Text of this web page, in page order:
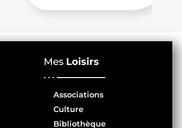
Mes Loisirs
Associations
Culture
Bibliothèque